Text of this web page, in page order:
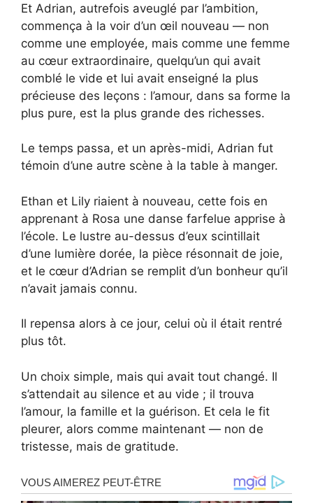
Et Adrian, autrefois aveuglé par l’ambition,
commença à la voir d’un œil nouveau — non
comme une employée, mais comme une femme
au cœur extraordinaire, quelqu’un qui avait
comblé le vide et lui avait enseigné la plus
précieuse des leçons : l’amour, dans sa forme la
plus pure, est la plus grande des richesses.
Le temps passa, et un après-midi, Adrian fut
témoin d’une autre scène à la table à manger.
Ethan et Lily riaient à nouveau, cette fois en
apprenant à Rosa une danse farfelue apprise à
l’école. Le lustre au-dessus d’eux scintillait
d’une lumière dorée, la pièce résonnait de joie,
et le cœur d’Adrian se remplit d’un bonheur qu’il
n’avait jamais connu.
Il repensa alors à ce jour, celui où il était rentré
plus tôt.
Un choix simple, mais qui avait tout changé. Il
s’attendait au silence et au vide ; il trouva
l’amour, la famille et la guérison. Et cela le fit
pleurer, alors comme maintenant — non de
tristesse, mais de gratitude.